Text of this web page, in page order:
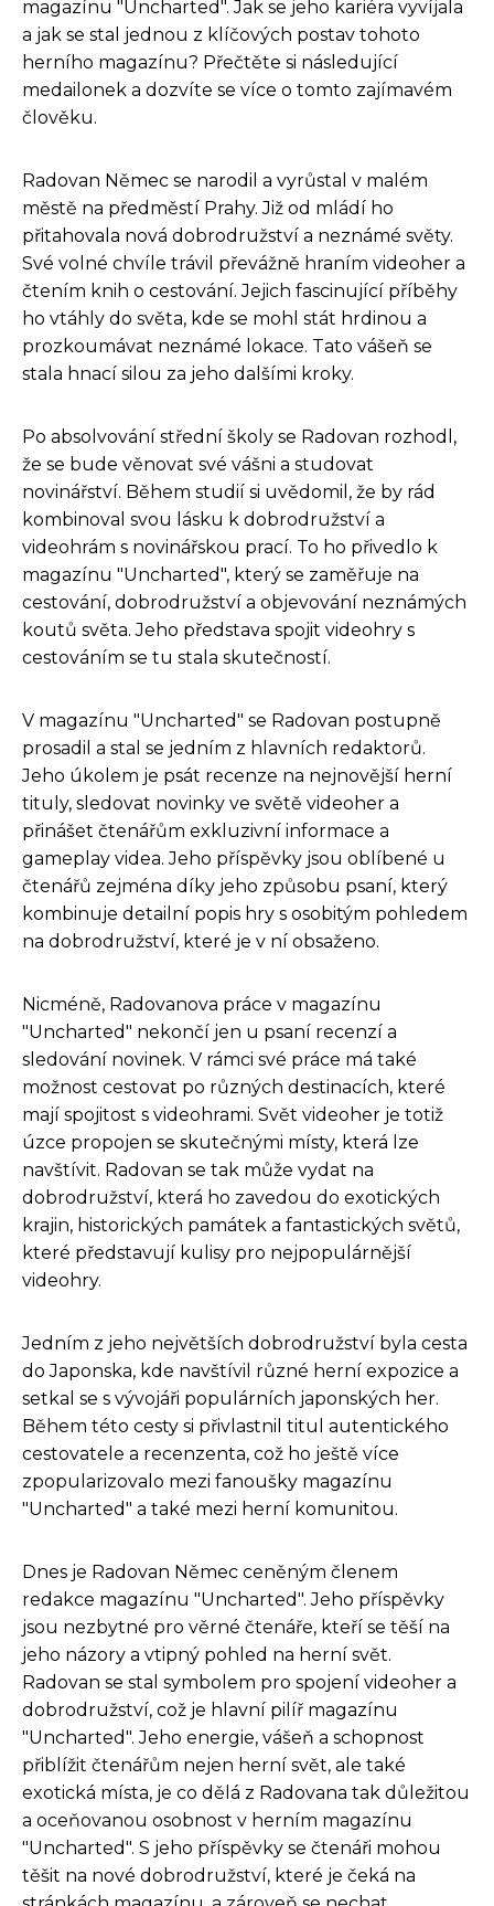
magazínu "Uncharted". Jak se jeho kariéra vyvíjala
a jak se stal jednou z klíčových postav tohoto
herního magazínu? Přečtěte si následující
medailonek a dozvíte se více o tomto zajímavém
člověku.
Radovan Němec se narodil a vyrůstal v malém
městě na předměstí Prahy. Již od mládí ho
přitahovala nová dobrodružství a neznámé světy.
Své volné chvíle trávil převážně hraním videoher a
čtením knih o cestování. Jejich fascinující příběhy
ho vtáhly do světa, kde se mohl stát hrdinou a
prozkoumávat neznámé lokace. Tato vášeň se
stala hnací silou za jeho dalšími kroky.
Po absolvování střední školy se Radovan rozhodl,
že se bude věnovat své vášni a studovat
novinářství. Během studií si uvědomil, že by rád
kombinoval svou lásku k dobrodružství a
videohrám s novinářskou prací. To ho přivedlo k
magazínu "Uncharted", který se zaměřuje na
cestování, dobrodružství a objevování neznámých
koutů světa. Jeho představa spojit videohry s
cestováním se tu stala skutečností.
V magazínu "Uncharted" se Radovan postupně
prosadil a stal se jedním z hlavních redaktorů.
Jeho úkolem je psát recenze na nejnovější herní
tituly, sledovat novinky ve světě videoher a
přinášet čtenářům exkluzivní informace a
gameplay videa. Jeho příspěvky jsou oblíbené u
čtenářů zejména díky jeho způsobu psaní, který
kombinuje detailní popis hry s osobitým pohledem
na dobrodružství, které je v ní obsaženo.
Nicméně, Radovanova práce v magazínu
"Uncharted" nekončí jen u psaní recenzí a
sledování novinek. V rámci své práce má také
možnost cestovat po různých destinacích, které
mají spojitost s videohrami. Svět videoher je totiž
úzce propojen se skutečnými místy, která lze
navštívit. Radovan se tak může vydat na
dobrodružství, která ho zavedou do exotických
krajin, historických památek a fantastických světů,
které představují kulisy pro nejpopulárnější
videohry.
Jedním z jeho největších dobrodružství byla cesta
do Japonska, kde navštívil různé herní expozice a
setkal se s vývojáři populárních japonských her.
Během této cesty si přivlastnil titul autentického
cestovatele a recenzenta, což ho ještě více
zpopularizovalo mezi fanoušky magazínu
"Uncharted" a také mezi herní komunitou.
Dnes je Radovan Němec ceněným členem
redakce magazínu "Uncharted". Jeho příspěvky
jsou nezbytné pro věrné čtenáře, kteří se těší na
jeho názory a vtipný pohled na herní svět.
Radovan se stal symbolem pro spojení videoher a
dobrodružství, což je hlavní pilíř magazínu
"Uncharted". Jeho energie, vášeň a schopnost
přiblížit čtenářům nejen herní svět, ale také
exotická místa, je co dělá z Radovana tak důležitou
a oceňovanou osobnost v herním magazínu
"Uncharted". S jeho příspěvky se čtenáři mohou
těšit na nové dobrodružství, které je čeká na